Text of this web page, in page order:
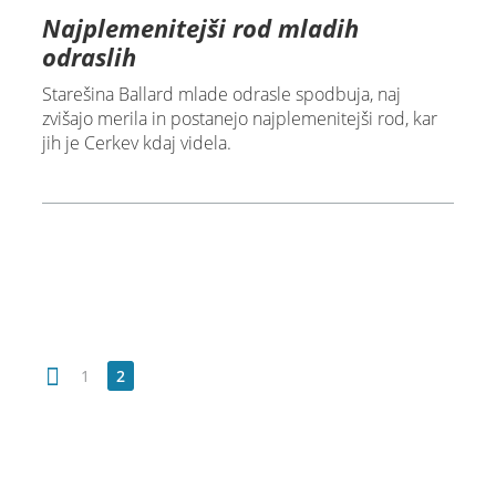
Najplemenitejši rod mladih
odraslih
Starešina Ballard mlade odrasle spodbuja, naj
zvišajo merila in postanejo najplemenitejši rod, kar
jih je Cerkev kdaj videla.
1 2